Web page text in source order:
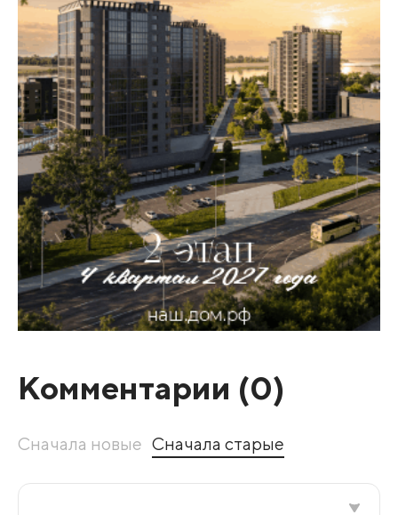
Комментарии (0)
Сначала новые Сначала старые